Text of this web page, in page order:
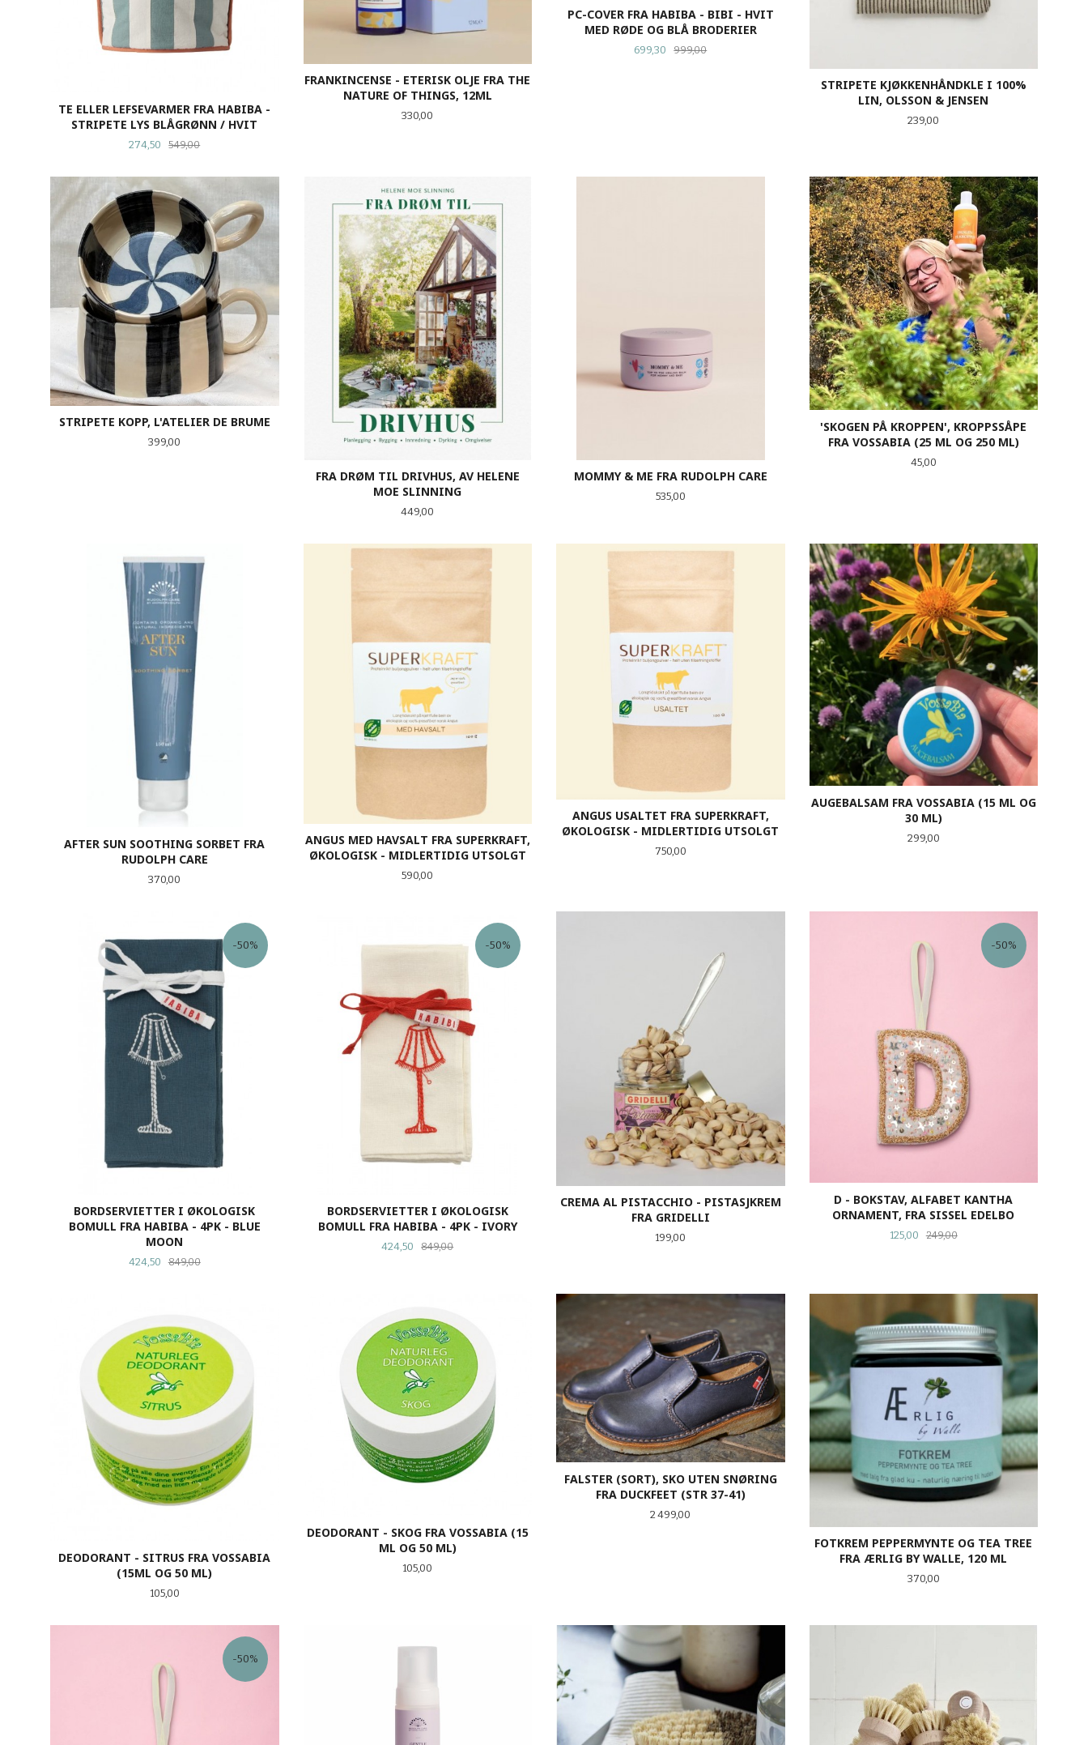
TE ELLER LEFSEVARMER FRA HABIBA -
STRIPETE LYS BLÅGRØNN / HVIT
Tilbud
274,50 549,00Rabatt
FRANKINCENSE - ETERISK OLJE FRA THE
NATURE OF THINGS, 12ML
Pris
330,00
KJØP
PC-COVER FRA HABIBA - BIBI - HVIT
MED RØDE OG BLÅ BRODERIER
Tilbud
699,30 999,00Rabatt
STRIPETE KJØKKENHÅNDKLE I 100%
LIN, OLSSON & JENSEN
Pris
239,00
KJØP
STRIPETE KOPP, L'ATELIER DE BRUME
Pris
399,00
FRA DRØM TIL DRIVHUS, AV HELENE
MOE SLINNING
Pris
449,00
KJØP
MOMMY & ME FRA RUDOLPH CARE
Pris
535,00
KJØP
'SKOGEN PÅ KROPPEN', KROPPSSÅPE
FRA VOSSABIA (25 ML OG 250 ML)
Pris
45,00
LES MER
AFTER SUN SOOTHING SORBET FRA
RUDOLPH CARE
Pris
370,00
ANGUS MED HAVSALT FRA SUPERKRAFT,
ØKOLOGISK - MIDLERTIDIG UTSOLGT
Pris
590,00
ANGUS USALTET FRA SUPERKRAFT,
ØKOLOGISK - MIDLERTIDIG UTSOLGT
Pris
750,00
AUGEBALSAM FRA VOSSABIA (15 ML OG
30 ML)
Pris
299,00
BORDSERVIETTER I ØKOLOGISK
BOMULL FRA HABIBA - 4PK - BLUE
MOON
Tilbud
424,50 849,00Rabatt
-50%
BORDSERVIETTER I ØKOLOGISK
BOMULL FRA HABIBA - 4PK - IVORY
Tilbud
424,50 849,00Rabatt
-50%
CREMA AL PISTACCHIO - PISTASJKREM
FRA GRIDELLI
Pris
199,00
D - BOKSTAV, ALFABET KANTHA
ORNAMENT, FRA SISSEL EDELBO
Tilbud
125,00 249,00Rabatt
-50%
DEODORANT - SITRUS FRA VOSSABIA
(15ML OG 50 ML)
Pris
105,00
DEODORANT - SKOG FRA VOSSABIA (15
ML OG 50 ML)
Pris
105,00
FALSTER (SORT), SKO UTEN SNØRING
FRA DUCKFEET (STR 37-41)
Pris
2 499,00
LES MER
FOTKREM PEPPERMYNTE OG TEA TREE
FRA ÆRLIG BY WALLE, 120 ML
Pris
370,00
-50%